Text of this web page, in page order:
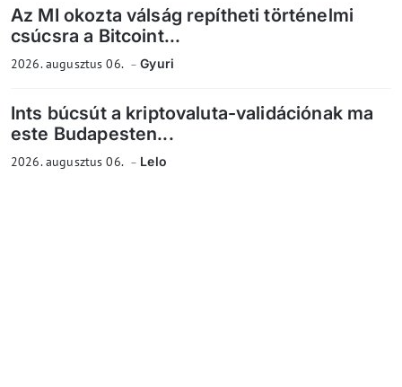
Az MI okozta válság repítheti történelmi
csúcsra a Bitcoint...
2026. augusztus 06. Gyuri
Ints búcsút a kriptovaluta-validációnak ma
este Budapesten...
2026. augusztus 06. Lelo